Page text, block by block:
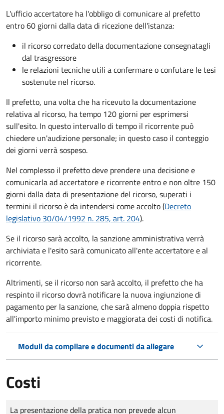
L'ufficio accertatore ha l'obbligo di comunicare al prefetto
entro 60 giorni dalla data di ricezione dell'istanza:
il ricorso corredato della documentazione consegnatagli
dal trasgressore
le relazioni tecniche utili a confermare o confutare le tesi
sostenute nel ricorso.
Il prefetto, una volta che ha ricevuto la documentazione
relativa al ricorso, ha tempo 120 giorni per esprimersi
sull'esito. In questo intervallo di tempo il ricorrente può
chiedere un'audizione personale; in questo caso il conteggio
dei giorni verrà sospeso.
Nel complesso il prefetto deve prendere una decisione e
comunicarla ad accertatore e ricorrente entro e non oltre 150
giorni dalla data di presentazione del ricorso, superati i
termini il ricorso è da intendersi come accolto (Decreto
legislativo 30/04/1992 n. 285, art. 204).
Se il ricorso sarà accolto, la sanzione amministrativa verrà
archiviata e l'esito sarà comunicato all'ente accertatore e al
ricorrente.
Altrimenti, se il ricorso non sarà accolto, il prefetto che ha
respinto il ricorso dovrà notificare la nuova ingiunzione di
pagamento per la sanzione, che sarà almeno doppia rispetto
all'importo minimo previsto e maggiorata dei costi di notifica.
Moduli da compilare e documenti da allegare
Costi
Tipo di pagamento
Importo
La presentazione della pratica non prevede alcun